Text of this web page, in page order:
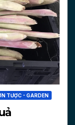
TƯỢC - GARDEN